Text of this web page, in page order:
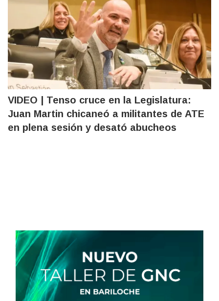
VIDEO | Tenso cruce en la Legislatura:
Juan Martin chicaneó a militantes de ATE
en plena sesión y desató abucheos